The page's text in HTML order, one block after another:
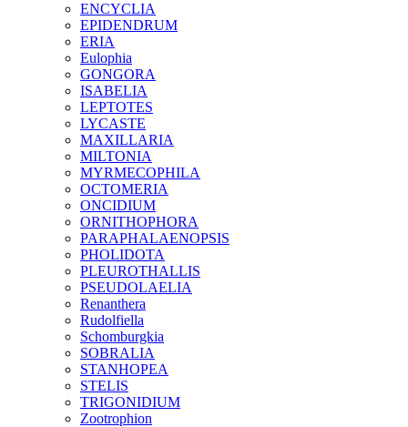
ENCYCLIA
EPIDENDRUM
ERIA
Eulophia
GONGORA
ISABELIA
LEPTOTES
LYCASTE
MAXILLARIA
MILTONIA
MYRMECOPHILA
OCTOMERIA
ONCIDIUM
ORNITHOPHORA
PARAPHALAENOPSIS
PHOLIDOTA
PLEUROTHALLIS
PSEUDOLAELIA
Renanthera
Rudolfiella
Schomburgkia
SOBRALIA
STANHOPEA
STELIS
TRIGONIDIUM
Zootrophion